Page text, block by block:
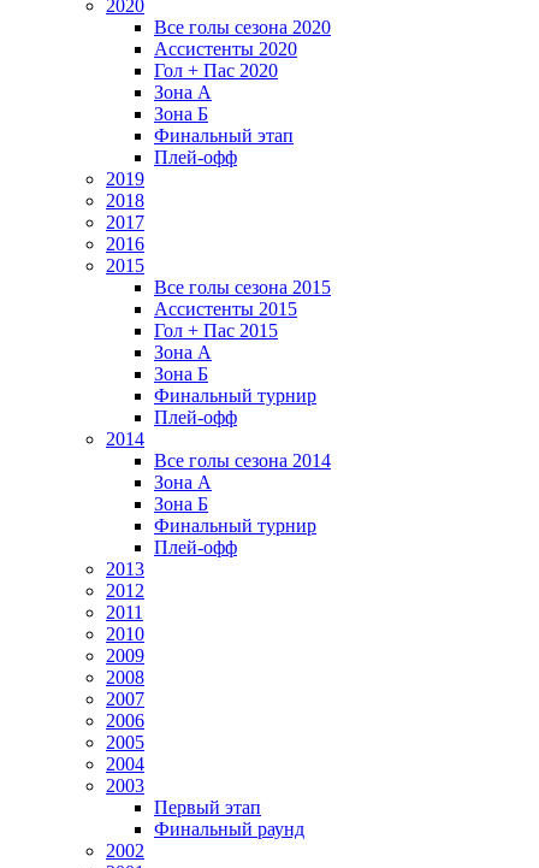
2020
Все голы сезона 2020
Ассистенты 2020
Гол + Пас 2020
Зона А
Зона Б
Финальный этап
Плей-офф
2019
2018
2017
2016
2015
Все голы сезона 2015
Ассистенты 2015
Гол + Пас 2015
Зона А
Зона Б
Финальный турнир
Плей-офф
2014
Все голы сезона 2014
Зона А
Зона Б
Финальный турнир
Плей-офф
2013
2012
2011
2010
2009
2008
2007
2006
2005
2004
2003
Первый этап
Финальный раунд
2002